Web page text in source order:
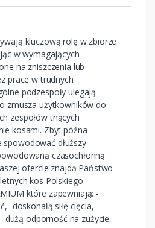
kluczową rolę w zbiorze
w wymagających
na zniszczenia lub
prace w trudnych
podzespoły ulegają
zmusza użytkowników do
zespołów tnących
kosami. Zbyt późna
dłuższy
czasochłonną
ofercie znajdą Państwo
kos Polskiego
które zapewniają: -
-doskonałą siłę cięcia, -
-dużą odporność na zużycie,